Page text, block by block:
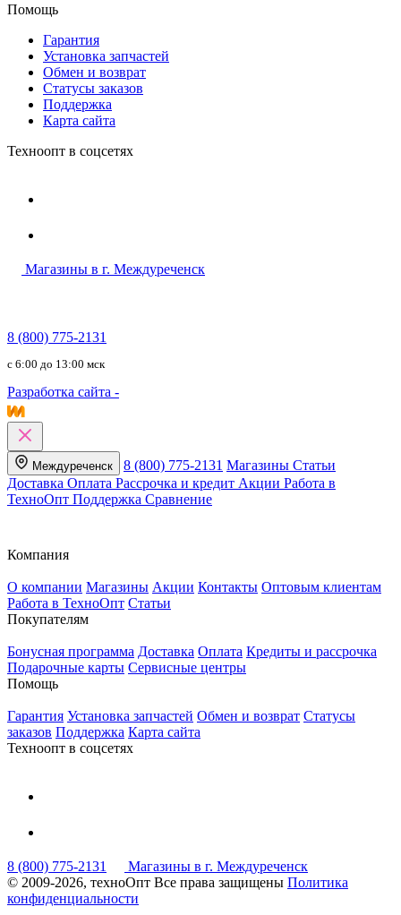
Помощь
Гарантия
Установка запчастей
Обмен и возврат
Статусы заказов
Поддержка
Карта сайта
Техноопт в соцсетях
Магазины в г. Междуреченск
8 (800) 775-2131
c 6:00 до 13:00 мск
Разработка сайта -
Междуреченск 8 (800) 775-2131 Магазины Статьи
Доставка Оплата Рассрочка и кредит Акции Работа в
ТехноОпт Поддержка Сравнение
Компания
О компании Магазины Акции Контакты Оптовым клиентам
Работа в ТехноОпт Статьи
Покупателям
Бонусная программа Доставка Оплата Кредиты и рассрочка
Подарочные карты Сервисные центры
Помощь
Гарантия Установка запчастей Обмен и возврат Статусы
заказов Поддержка Карта сайта
Техноопт в соцсетях
8 (800) 775-2131
Магазины в г. Междуреченск
© 2009-2026, техноОпт Все права защищены Политика
конфиденциальности